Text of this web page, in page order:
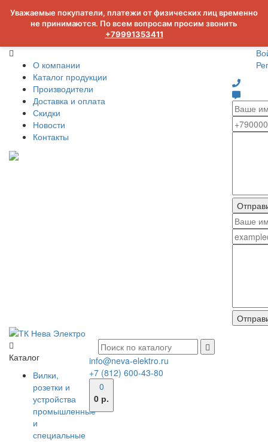
Уважаемые покупатели, платежи от физических лиц временно
не принимаются. По всем вопросам просим звонить
+79991353411
О компании
Каталог продукции
Производители
Доставка и оплата
Скидки
Новости
Контакты
Каталог
Вилки,
розетки и
устройства
промышленные
и
специальные
info@neva-elektro.ru
+7 (812) 600-43-80
0
0 р.